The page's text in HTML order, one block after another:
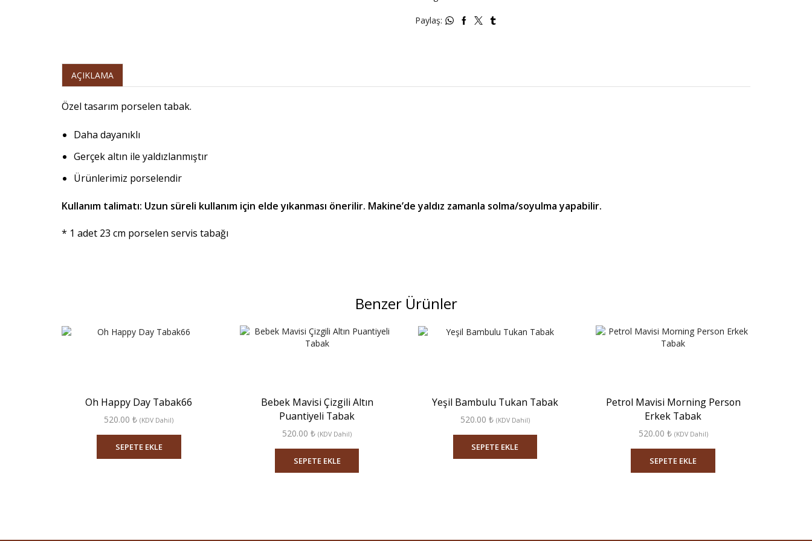
Paylaş:
AÇIKLAMA
Özel tasarım porselen tabak.
Daha dayanıklı
Gerçek altın ile yaldızlanmıştır
Ürünlerimiz porselendir
Kullanım talimatı: Uzun süreli kullanım için elde yıkanması önerilir. Makine’de yaldız zamanla solma/soyulma yapabilir.
* 1 adet 23 cm porselen servis tabağı
Benzer Ürünler
Oh Happy Day Tabak66
520.00₺ (KDV Dahil)
SEPETE EKLE
Bebek Mavisi Çizgili Altın
Puantiyeli Tabak
520.00₺ (KDV Dahil)
SEPETE EKLE
Yeşil Bambulu Tukan Tabak
520.00 ₺ (KDV Dahil)
SEPETE EKLE
Petrol Mavisi Morning Person
Erkek Tabak
520.00 ₺ (KDV Dahil)
SEPETE EKLE